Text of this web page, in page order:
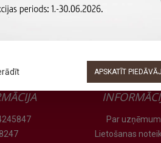
APSKATĪT
Par
Lietošanas